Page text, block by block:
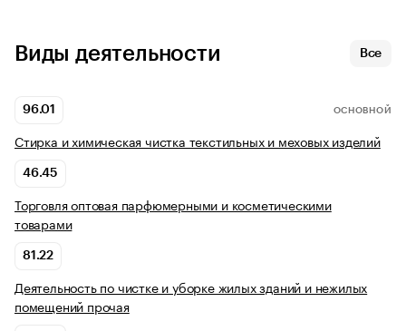
Виды деятельности Все
96.01 ОСНОВНОЙ
Стирка и химическая чистка текстильных и меховых изделий
46.45
Торговля оптовая парфюмерными и косметическими
товарами
81.22
Деятельность по чистке и уборке жилых зданий и нежилых
помещений прочая